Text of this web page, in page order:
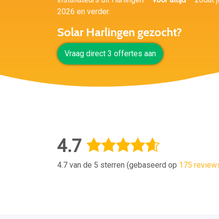
2026 en verder.
Solar Harlingen gezocht?
Vraag direct 3 offertes aan
4.7
4.7 van de 5 sterren (gebaseerd op 175